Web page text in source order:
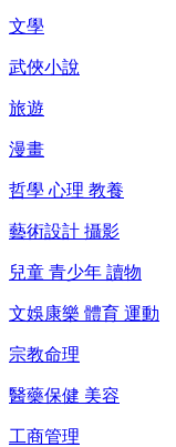
文學
武俠小說
旅遊
漫畫
哲學 心理 教養
藝術設計 攝影
兒童 青少年 讀物
文娛康樂 體育 運動
宗教命理
醫藥保健 美容
工商管理